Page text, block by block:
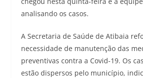
analisando os casos.
A Secretaria de Saúde de Atibaia
necessidade de manutenção das
preventivas contra a Covid-19. Os
estão dispersos pelo município,